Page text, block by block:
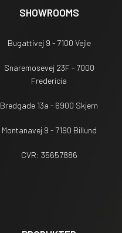
SHOWROOMS
Bugattivej 9 - 7100 Vejle
Snaremosevej 23F - 7000
Fredericia
Bredgade 13a - 6900 Skjern
Montanavej 9 - 7190 Billund
CVR: 35657886